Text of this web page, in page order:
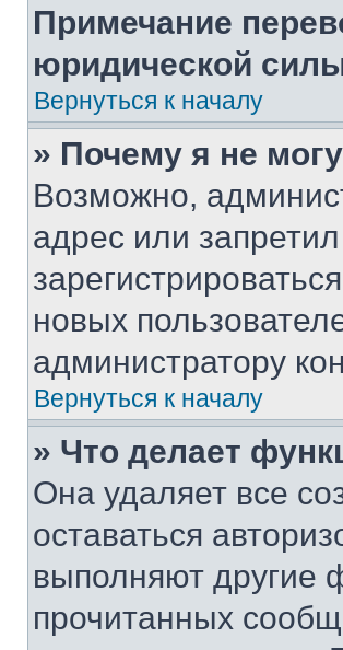
Примечание
юридической
Вернуться к началу
» Почему я не
Возможно,
адрес или
новых
администратору
Вернуться к началу
» Что делает
Она удаляет все
оставаться
выполняют другие
прочитанных